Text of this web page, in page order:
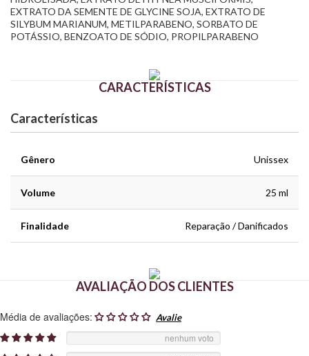
EXTRATO DA SEMENTE DE GLYCINE SOJA, EXTRATO DE
SILYBUM MARIANUM, METILPARABENO, SORBATO DE
POTÁSSIO, BENZOATO DE SÓDIO, PROPILPARABENO
CARACTERÍSTICAS
Características
Gênero Unissex
Volume 25 ml
Finalidade Reparação / Danificados
AVALIAÇÃO DOS CLIENTES
Média de avaliações:
nenhum voto